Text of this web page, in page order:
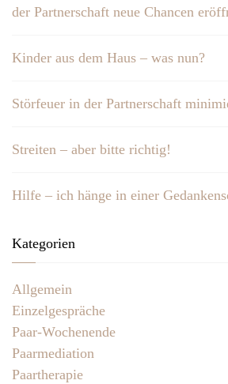
der Partnerschaft neue Chancen
Kinder aus dem Haus – was nun?
Störfeuer in der Partnerschaft
Streiten – aber bitte richtig!
Hilfe – ich hänge in einer
Kategorien
Allgemein
Einzelgespräche
Paar-Wochenende
Paarmediation
Paartherapie